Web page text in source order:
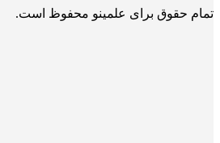
تمام حقوق برای علمینو محفوظ است.